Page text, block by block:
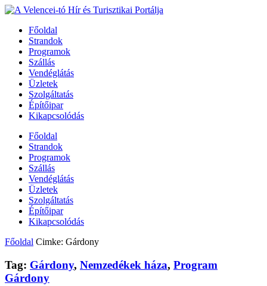
Főoldal
Strandok
Programok
Szállás
Vendéglátás
Üzletek
Szolgáltatás
Építőipar
Kikapcsolódás
Főoldal
Strandok
Programok
Szállás
Vendéglátás
Üzletek
Szolgáltatás
Építőipar
Kikapcsolódás
Főoldal Cimke: Gárdony
Tag: Gárdony, Nemzedékek háza, Program
Gárdony